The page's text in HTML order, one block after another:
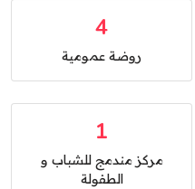
4
روضة عمومية
1
مركز مندمج للشباب و
الطفولة